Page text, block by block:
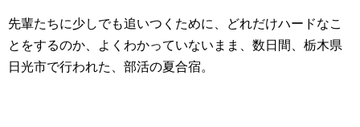
先輩たちに少しでも追いつくために、どれだけハードなこ
とをするのか、よくわかっていないまま、数日間、栃木県
日光市で行われた、部活の夏合宿。